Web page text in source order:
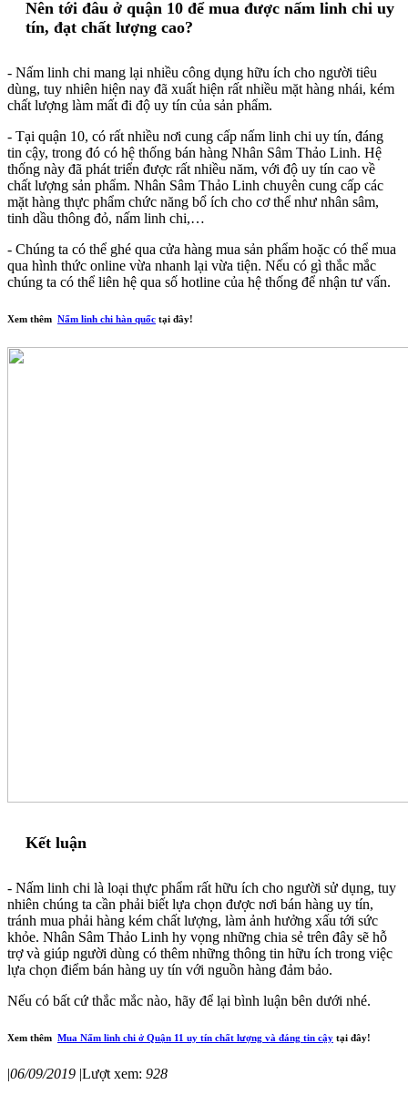
Nên tới đâu ở quận 10 để mua được nấm linh chi uy
tín, đạt chất lượng cao?
- Nấm linh chi mang lại nhiều công dụng hữu ích cho người tiêu
dùng, tuy nhiên hiện nay đã xuất hiện rất nhiều mặt hàng nhái, kém
chất lượng làm mất đi độ uy tín của sản phẩm.
- Tại quận 10, có rất nhiều nơi cung cấp nấm linh chi uy tín, đáng
tin cậy, trong đó có hệ thống bán hàng Nhân Sâm Thảo Linh. Hệ
thống này đã phát triển được rất nhiều năm, với độ uy tín cao về
chất lượng sản phẩm. Nhân Sâm Thảo Linh chuyên cung cấp các
mặt hàng thực phẩm chức năng bổ ích cho cơ thể như nhân sâm,
tinh dầu thông đỏ, nấm linh chi,…
- Chúng ta có thể ghé qua cửa hàng mua sản phẩm hoặc có thể mua
qua hình thức online vừa nhanh lại vừa tiện. Nếu có gì thắc mắc
chúng ta có thể liên hệ qua số hotline của hệ thống để nhận tư vấn.
Xem thêm Nấm linh chi hàn quốc tại đây!
Kết luận
- Nấm linh chi là loại thực phẩm rất hữu ích cho người sử dụng, tuy
nhiên chúng ta cần phải biết lựa chọn được nơi bán hàng uy tín,
tránh mua phải hàng kém chất lượng, làm ảnh hưởng xấu tới sức
khỏe. Nhân Sâm Thảo Linh hy vọng những chia sẻ trên đây sẽ hỗ
trợ và giúp người dùng có thêm những thông tin hữu ích trong việc
lựa chọn điểm bán hàng uy tín với nguồn hàng đảm bảo.
Nếu có bất cứ thắc mắc nào, hãy để lại bình luận bên dưới nhé.
Xem thêm Mua Nấm linh chi ở Quận 11 uy tín chất lượng và đáng tin cậy tại đây!
|06/09/2019 |Lượt xem: 928